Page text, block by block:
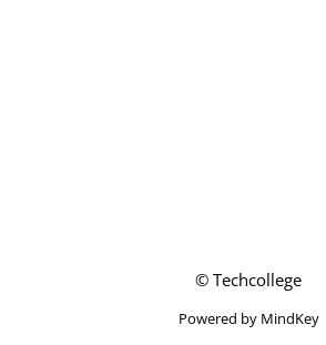
© Techcollege
Powered by MindKey